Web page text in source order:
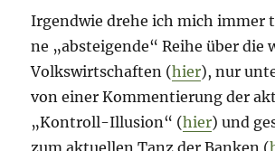
Irgendwie drehe ich mich immer
ne „absteigende“ Reihe über die
Volkswirtschaften (hier), nur
von einer Kommentierung der
„Kontroll-Illusion“ (hier) und